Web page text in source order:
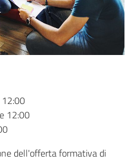
12:00
dell'offerta formativa di